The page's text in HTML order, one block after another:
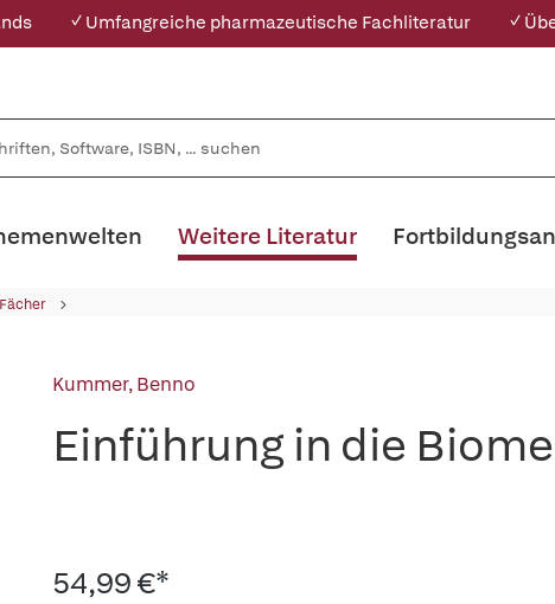
✓ Umfangreiche pharmazeutische Fachliteratur ✓
Weitere Literatur
Kummer, Benno
Einführung in die
54,99 €*